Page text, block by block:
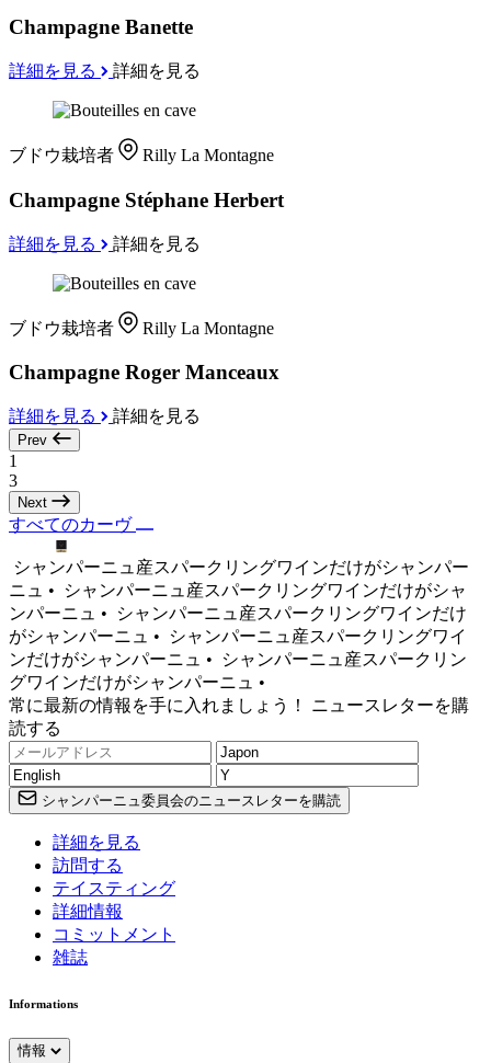
Champagne Banette
詳細を見る 詳細を見る
ブドウ栽培者 Rilly La Montagne
Champagne Stéphane Herbert
詳細を見る 詳細を見る
ブドウ栽培者 Rilly La Montagne
Champagne Roger Manceaux
詳細を見る 詳細を見る
Prev
1
3
Next
すべてのカーヴ
シャンパーニュ産スパークリングワインだけがシャンパー
ニュ •
シャンパーニュ産スパークリングワインだけがシャ
ンパーニュ •
シャンパーニュ産スパークリングワインだけ
がシャンパーニュ •
シャンパーニュ産スパークリングワイ
ンだけがシャンパーニュ •
シャンパーニュ産スパークリン
グワインだけがシャンパーニュ •
常に最新の情報を手に入れましょう！ ニュースレターを購
読する
シャンパーニュ委員会のニュースレターを購読
詳細を見る
訪問する
テイスティング
詳細情報
コミットメント
雑誌
Informations
情報